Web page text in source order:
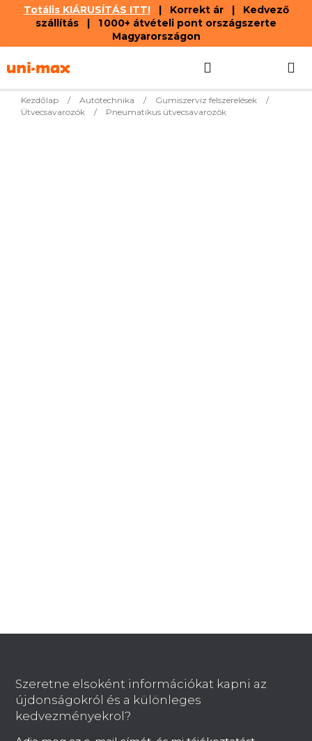
Totális KIÁRUSÍTÁS ITT!| Korrekt ár | Kedvező
szállítás | 1 000+ átvételi pont országszerte
Magyarországon
tartalomhoz
KOSÁR
Kezdőlap / Autótechnika / Gumiszerviz felszerelések
/
Ütvecsavarozók
/ Pneumatikus ütvecsavarozók
Szeretne elsoként információkat kapni az
újdonságokról és a különleges
kedvezményekrol?